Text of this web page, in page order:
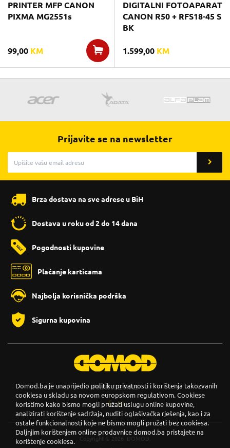
PRINTER MFP CANON
PIXMA MG2551s
99,00 KM
DIGITALNI FOTOAPARAT
CANON R50 + RFS18-45 S
BK
1.599,00 KM
Prijavite se na newsletter
Brza dostava na sve adrese u BiH
Dostava u roku od 2 do 14 dana
Pogodnosti kupovine
Plaćanje karticama
Najbolja korisnička podrška
Sigurna kupovina
PRATITE NAS
Copyright © 2026. DOMOD.
Domod.ba je unaprijedio politiku privatnosti i korištenja takozvanih
cookiesa u skladu sa novom europskom regulativom. Cookiese
koristimo kako bismo mogli pružati uslugu online kupovine,
analizirati korištenje sadržaja, nuditi oglašivačka rješenja, kao i za
ostale funkcionalnosti koje ne bismo mogli pružati bez cookiesa.
Daljnjim korištenjem online prodavnice domod.ba pristajete na
korištenje cookiesa.